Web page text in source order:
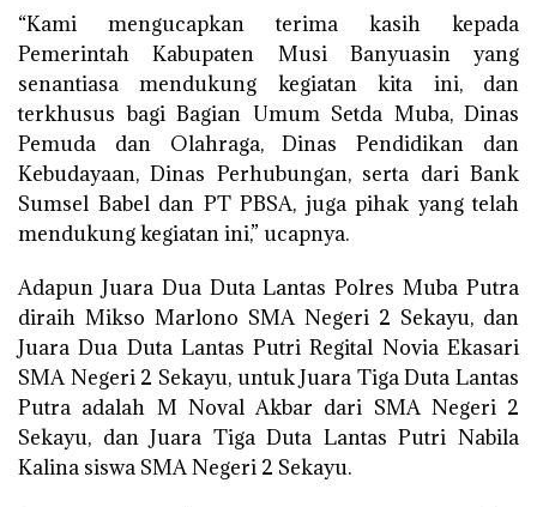
“Kami mengucapkan terima kasih kepada
Pemerintah Kabupaten Musi Banyuasin yang
senantiasa mendukung kegiatan kita ini, dan
terkhusus bagi Bagian Umum Setda Muba, Dinas
Pemuda dan Olahraga, Dinas Pendidikan dan
Kebudayaan, Dinas Perhubungan, serta dari Bank
Sumsel Babel dan PT PBSA, juga pihak yang telah
mendukung kegiatan ini,” ucapnya.
Adapun Juara Dua Duta Lantas Polres Muba Putra
diraih Mikso Marlono SMA Negeri 2 Sekayu, dan
Juara Dua Duta Lantas Putri Regital Novia Ekasari
SMA Negeri 2 Sekayu, untuk Juara Tiga Duta Lantas
Putra adalah M Noval Akbar dari SMA Negeri 2
Sekayu, dan Juara Tiga Duta Lantas Putri Nabila
Kalina siswa SMA Negeri 2 Sekayu.